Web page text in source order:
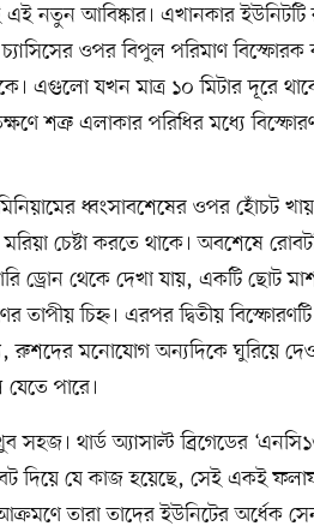
নতুন আবিষ্কার। এখানকার
চ্যাসিসের ওপর বিপুল পরিমাণ
এগুলো যখন মাত্র ১০ মিটার দূরে
শত্রু এলাকার পরিধির মধ্যে
ধ্বংসাবশেষের ওপর হোঁচট
চেষ্টা করতে থাকে। অবশেষে
ড্রোন থেকে দেখা যায়, একটি ছোট
তাপীয় চিহ্ন। এরপর দ্বিতীয়
রুশদের মনোযোগ অন্যদিকে ঘুরিয়ে
পারে।
সহজ। থার্ড অ্যাসাল্ট ব্রিগেডের
দিয়ে যে কাজ হয়েছে, সেই একই
তারা তাদের ইউনিটের অর্ধেক